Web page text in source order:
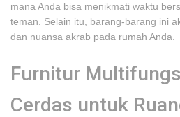
mana Anda bisa menikmati waktu
teman. Selain itu, barang-barang ini
dan nuansa akrab pada rumah Anda.
Furnitur
Cerdas untuk